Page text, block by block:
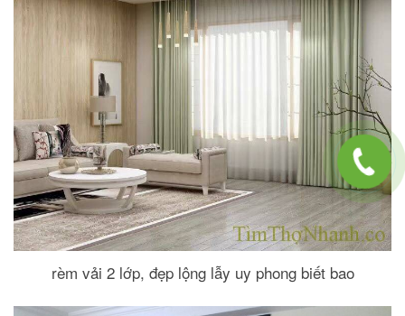
rèm vải 2 lớp, đẹp lộng lẫy uy phong biết bao